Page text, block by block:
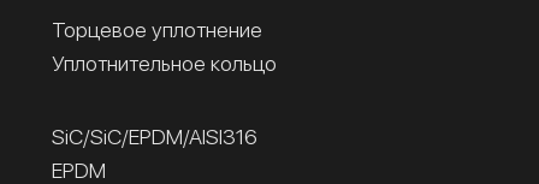
Торцевое уплотнение
Уплотнительное кольцо
SiC/SiC/EPDM/AISI316
EPDM